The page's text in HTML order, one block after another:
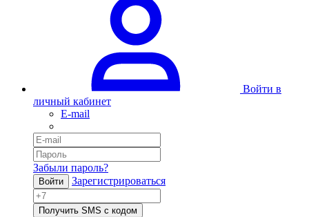
Войти в
личный кабинет
E-mail
Забыли пароль?
Войти Зарегистрироваться
Получить SMS с кодом